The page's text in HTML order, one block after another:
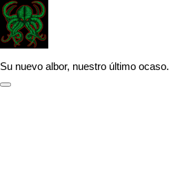
Ir
al
contenido
principal
Su nuevo albor, nuestro último ocaso.